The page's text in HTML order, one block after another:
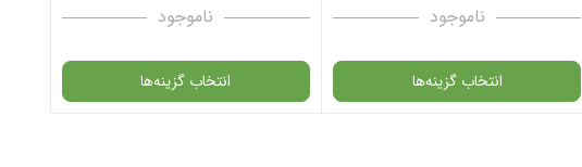
ناموجود
انتخاب گزینه‌ها
ناموجود
انتخاب گزینه‌ها